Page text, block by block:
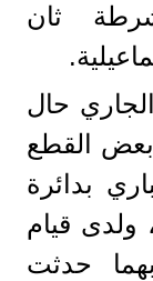
ثان
بالفحص تبين أنه بتاريخ 18 الجاري حال
القطع
بدائرة
ولدى قيام
حدثت